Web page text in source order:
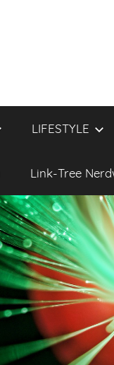
LIFESTYLE
Link-Tree